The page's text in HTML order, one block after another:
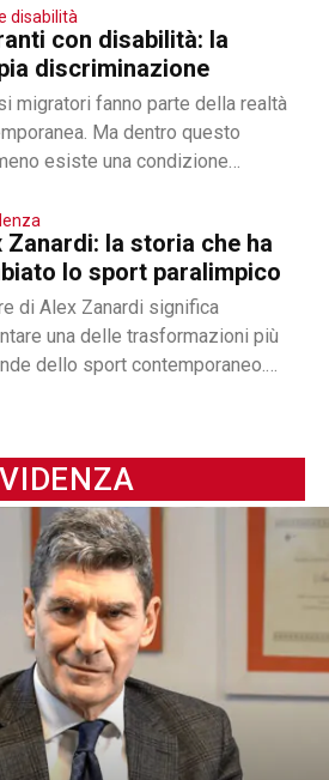
disabilità
con disabilità: la
discriminazione
migratori fanno parte della realtà
Ma dentro questo
esiste una condizione
migranti con disabilità,...
Zanardi: la storia che ha
lo sport paralimpico
di Alex Zanardi significa
una delle trasformazioni più
dello sport contemporaneo.